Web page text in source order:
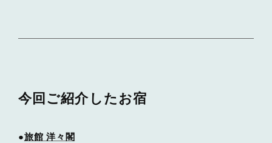
今回ご紹介したお宿
●旅館 洋々閣